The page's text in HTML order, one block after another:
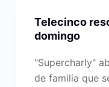
Telecinco
domingo
"Supercharly"
de familia que